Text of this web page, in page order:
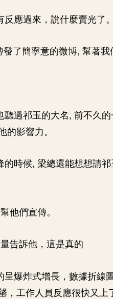
應過來，說什麼賣光了。
了簡寧意的微博, 幫著我
過祁玉的大名, 前不久
影響力。
的時候, 梁總還能想想請
他們宣傳。
告訴他，這是真的
爆炸式增長，數據折線
，工作人員反應很快又